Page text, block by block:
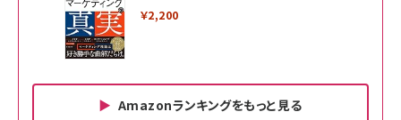
￥2,200
Amazonランキングをもっと見る